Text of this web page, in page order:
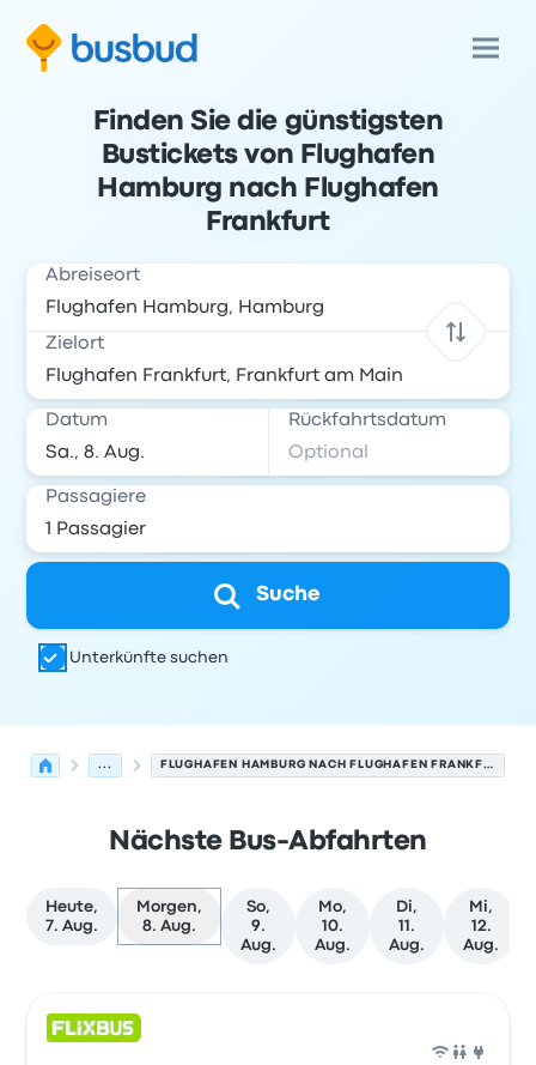
Finden Sie die günstigsten
Bustickets von Flughafen
Hamburg nach Flughafen
Frankfurt
Abreiseort
Zielort
Datum Rückfahrtsdatum
Passagiere
Suche
Unterkünfte suchen
... FLUGHAFEN HAMBURG NACH FLUGHAFEN FRANKFURT
Nächste Bus-Abfahrten
Heute,
7. Aug.
Morgen,
8. Aug.
So,
9.
Aug.
Mo,
10.
Aug.
Di,
11.
Aug.
Mi,
12.
Aug.